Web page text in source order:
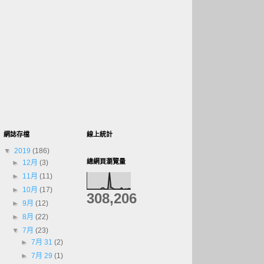
網誌存檔
▼ 2019 (186)
► 12月(3)
► 11月(11)
► 10月(17)
►9月(12)
►8月(22)
▼7月(23)
► 7月 31 (2)
► 7月 29 (1)
線上統計
總網頁瀏覽量
308,206